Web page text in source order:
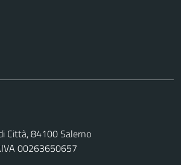
Città, 84100 Salerno
00263650657